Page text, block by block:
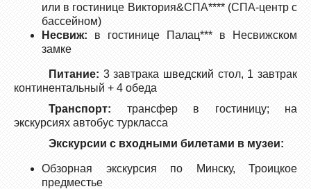
или в гостинице Виктория&СПА**** (СПА-центр с
бассейном)
Несвиж: в гостинице Палац*** в Несвижском
замке
Питание: 3 завтрака шведский стол, 1 завтрак
континентальный + 4 обеда
Транспорт: трансфер в гостиницу; на
экскурсиях автобус туркласса
Экскурсии с входными билетами в музеи:
Обзорная экскурсия по Минску, Троицкое
предместье